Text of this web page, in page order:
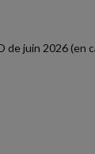
juin 2026 (en